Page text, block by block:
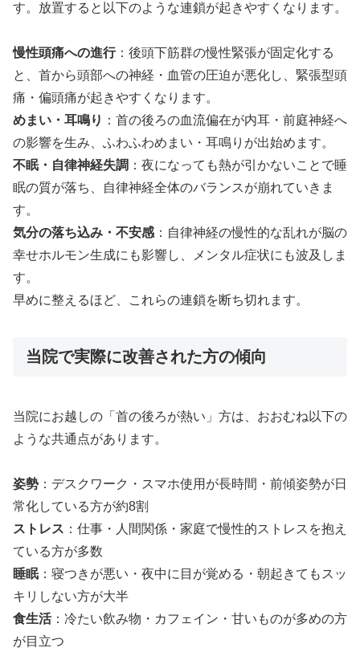
す。放置すると以下のような連鎖が起きやすくなります。
慢性頭痛への進行：後頭下筋群の慢性緊張が固定化する
と、首から頭部への神経・血管の圧迫が悪化し、緊張型頭
痛・偏頭痛が起きやすくなります。
めまい・耳鳴り ：首の後ろの血流偏在が内耳・前庭神経へ
の影響を生み、ふわふわめまい・耳鳴りが出始めます。
不眠・自律神経失調 ：夜になっても熱が引かないことで睡
眠の質が落ち、自律神経全体のバランスが崩れていきま
す。
気分の落ち込み・不安感 ：自律神経の慢性的な乱れが脳の
幸せホルモン生成にも影響し、メンタル症状にも波及しま
す。
早めに整えるほど、これらの連鎖を断ち切れます。
当院で実際に改善された方の傾向
当院にお越しの「首の後ろが熱い」方は、おおむね以下の
ような共通点があります。
姿勢 ：デスクワーク・スマホ使用が長時間・前傾姿勢が日
常化している方が約8割
ストレス ：仕事・人間関係・家庭で慢性的ストレスを抱え
ている方が多数
睡眠：寝つきが悪い・夜中に目が覚める・朝起きてもスッ
キリしない方が大半
食生活：冷たい飲み物・カフェイン・甘いものが多めの方
が目立つ